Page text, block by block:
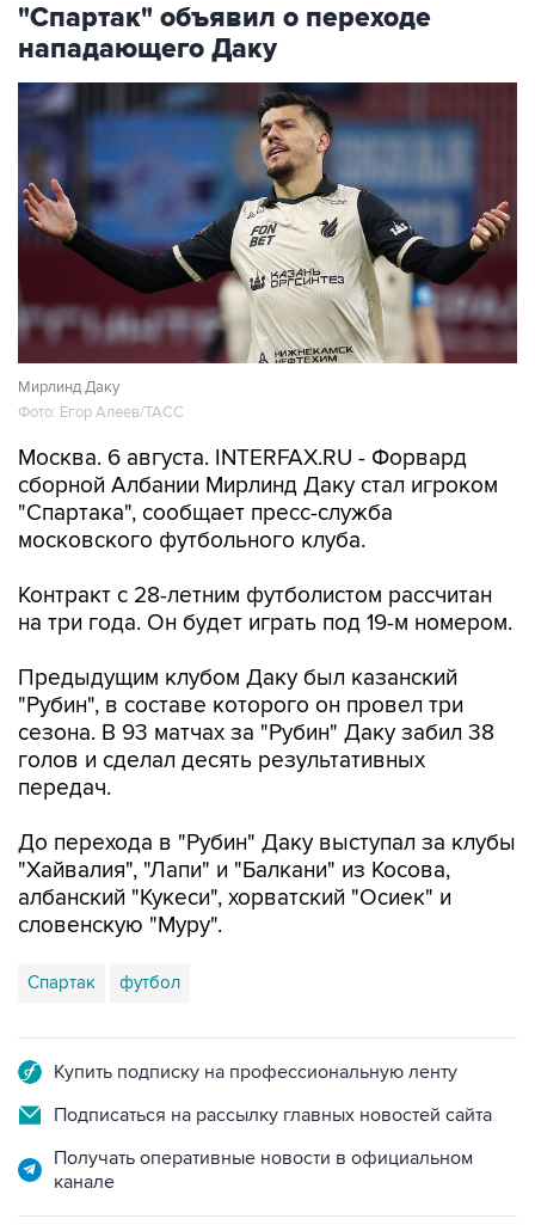
"Спартак" объявил о переходе
нападающего Даку
Мирлинд Даку
Фото: Егор Алеев/ТАСС
Москва. 6 августа. INTERFAX.RU - Форвард
сборной Албании Мирлинд Даку стал игроком
"Спартака", сообщает пресс-служба
московского футбольного клуба.
Контракт с 28-летним футболистом рассчитан
на три года. Он будет играть под 19-м номером.
Предыдущим клубом Даку был казанский
"Рубин", в составе которого он провел три
сезона. В 93 матчах за "Рубин" Даку забил 38
голов и сделал десять результативных
передач.
До перехода в "Рубин" Даку выступал за клубы
"Хайвалия", "Лапи" и "Балкани" из Косова,
албанский "Кукеси", хорватский "Осиек" и
словенскую "Муру".
Спартак футбол
Купить подписку на профессиональную ленту
Подписаться на рассылку главных новостей сайта
Получать оперативные новости в официальном
канале